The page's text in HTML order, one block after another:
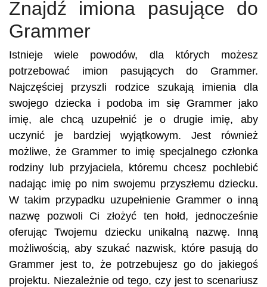
Znajdź imiona pasujące do
Grammer
Istnieje wiele powodów, dla których możesz
potrzebować imion pasujących do Grammer.
Najczęściej przyszli rodzice szukają imienia dla
swojego dziecka i podoba im się Grammer jako
imię, ale chcą uzupełnić je o drugie imię, aby
uczynić je bardziej wyjątkowym. Jest również
możliwe, że Grammer to imię specjalnego członka
rodziny lub przyjaciela, któremu chcesz pochlebić
nadając imię po nim swojemu przyszłemu dziecku.
W takim przypadku uzupełnienie Grammer o inną
nazwę pozwoli Ci złożyć ten hołd, jednocześnie
oferując Twojemu dziecku unikalną nazwę. Inną
możliwością, aby szukać nazwisk, które pasują do
Grammer jest to, że potrzebujesz go do jakiegoś
projektu. Niezależnie od tego, czy jest to scenariusz